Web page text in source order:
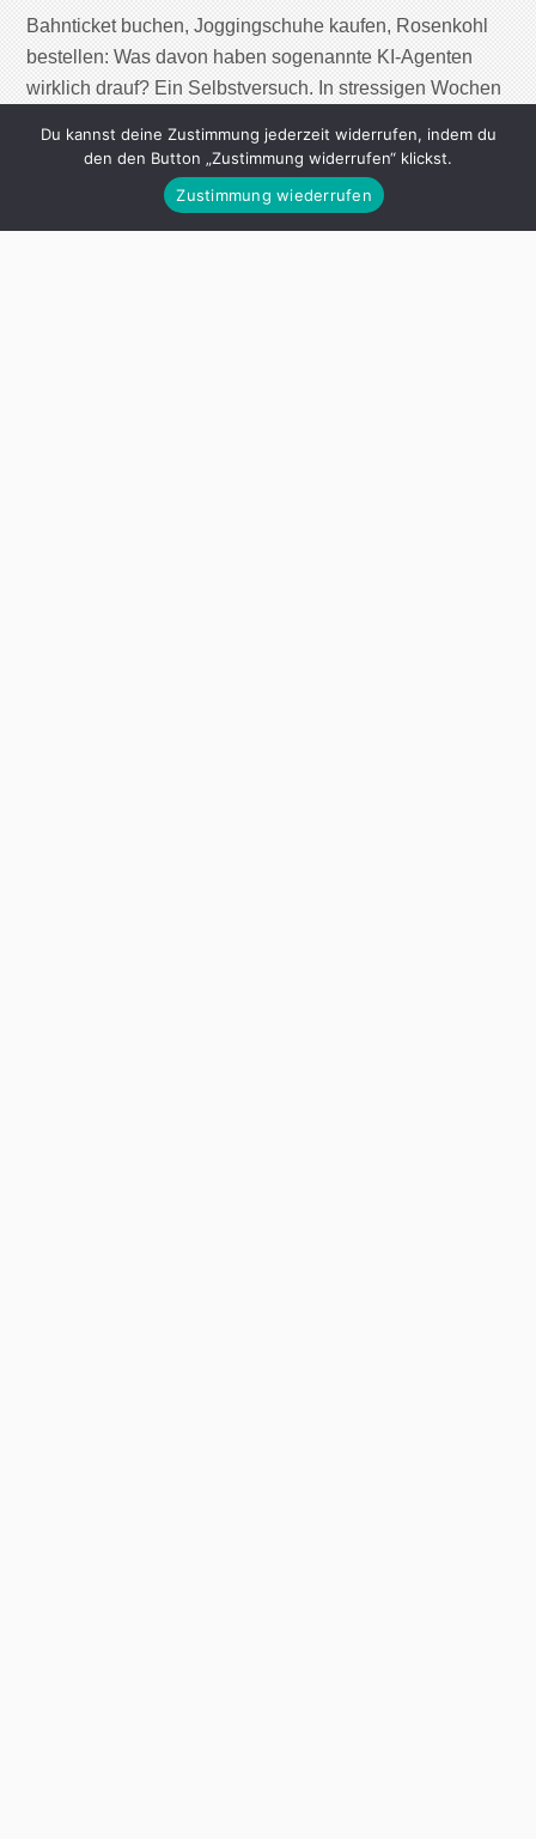
Bahnticket buchen, Joggingschuhe kaufen, Rosenkohl
bestellen: Was davon haben sogenannte KI-Agenten
wirklich drauf? Ein Selbstversuch. In stressigen Wochen
Assistenten zu haben. Jemanden, der die Praxis anruft,
um endlich den Termin für die Zahnreinigung zu
vereinbaren. Der für mich AGB liest, meine
Du kannst deine Zustimmung jederzeit widerrufen, indem du
den den Button „Zustimmung widerrufen“ klickst.
Zustimmung wiederrufen